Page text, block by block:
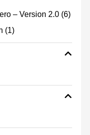
– Version 2.0 (6)
(1)